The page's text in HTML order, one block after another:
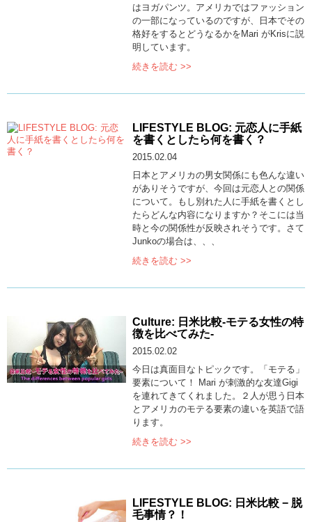
はヨガパンツ。アメリカではファッション
の一部になっているのですが、日本でその
格好をするとどうなるかをMari がKrisに説
明しています。
続きを読む >>
LIFESTYLE BLOG: 元恋人に手紙
を書くとしたら何を書く？
2015.02.04
日本とアメリカの男女関係にも色んな違い
がありそうですが、今回は元恋人との関係
について。もし別れた人に手紙を書くとし
たらどんな内容になりますか？そこには当
時と今の関係性が反映されそうです。さて
Junkoの場合は、、、
続きを読む >>
Culture: 日米比較-モテる女性の特
徴を比べてみた-
2015.02.02
今日は真面目なトピックです。「モテる」
要素について！ Mari が刺激的な友達Gigi
を連れてきてくれました。２人が思う日本
とアメリカのモテる要素の違いを英語で語
ります。
続きを読む >>
LIFESTYLE BLOG: 日米比較 − 脱
毛事情？！